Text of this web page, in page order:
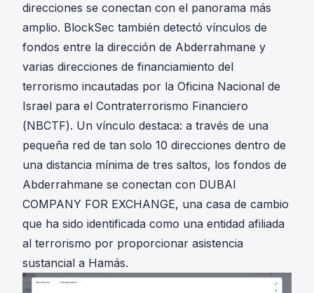
direcciones se conectan con el panorama más
amplio. BlockSec también detectó vínculos de
fondos entre la dirección de Abderrahmane y
varias direcciones de financiamiento del
terrorismo incautadas por la Oficina Nacional de
Israel para el Contraterrorismo Financiero
(NBCTF). Un vínculo destaca: a través de una
pequeña red de tan solo 10 direcciones dentro de
una distancia mínima de tres saltos, los fondos de
Abderrahmane se conectan con DUBAI
COMPANY FOR EXCHANGE, una casa de cambio
que ha sido identificada como una entidad afiliada
al terrorismo por proporcionar asistencia
sustancial a Hamás.